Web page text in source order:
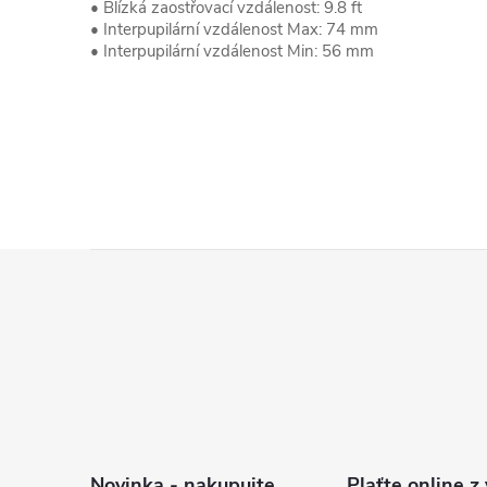
• Blízká zaostřovací vzdálenost: 9.8 ft
• Interpupilární vzdálenost Max: 74 mm
• Interpupilární vzdálenost Min: 56 mm